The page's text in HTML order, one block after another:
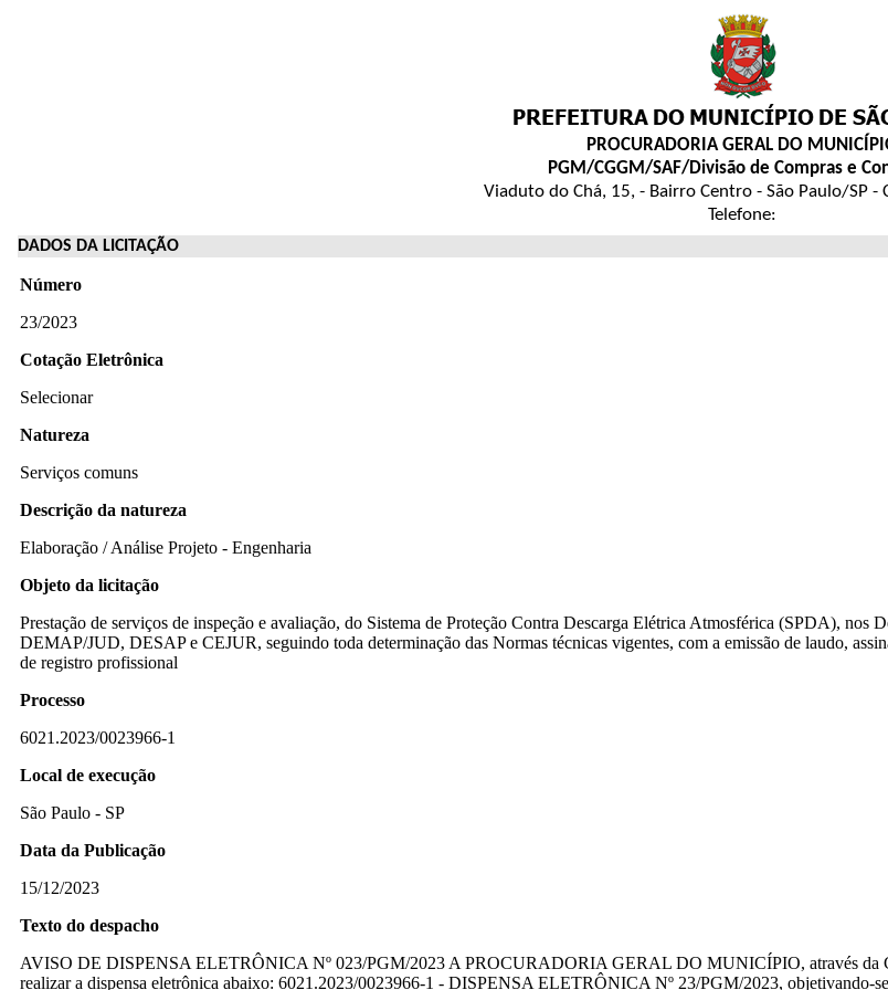
PROCURADORIA GERAL DO
PGM/CGGM/SAF/Divisão de Compras e
Viaduto do Chá, 15, - Bairro Centro - São Paulo/SP -
Telefone:
DADOS DA LICITAÇÃO
Número
23/2023
Cotação Eletrônica
Selecionar
Natureza
Serviços comuns
Descrição da natureza
Elaboração / Análise Projeto - Engenharia
Objeto da licitação
Prestação de serviços de inspeção e avaliação, do Sistema de Proteção Contra Descarga Elétrica Atmosférica (SPDA),
DEMAP/JUD, DESAP e CEJUR, seguindo toda determinação das Normas técnicas vigentes, com a emissão de laudo,
de registro profissional
Processo
6021.2023/0023966-1
Local de execução
São Paulo - SP
Data da Publicação
15/12/2023
Texto do despacho
AVISO DE DISPENSA ELETRÔNICA Nº 023/PGM/2023 A PROCURADORIA GERAL DO MUNICÍPIO, através da
realizar a dispensa eletrônica abaixo: 6021.2023/0023966-1 - DISPENSA ELETRÔNICA Nº 23/PGM/2023, objetivando-